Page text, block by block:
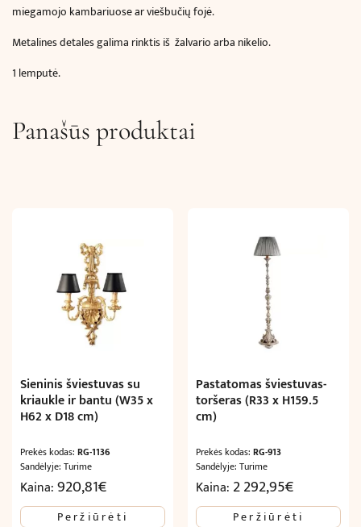
miegamojo kambariuose ar viešbučių fojė.
Metalines detales galima rinktis iš žalvario arba nikelio.
1 lemputė.
Panašūs produktai
Sieninis šviestuvas su
kriaukle ir bantu (W35 x
H62 x D18 cm)
Prekės kodas: RG-1136
Sandėlyje: Turime
Kaina:920,81€
Peržiūrėti
Pastatomas šviestuvas-
toršeras (R33 x H159.5
cm)
Prekės kodas:RG-913
Sandėlyje: Turime
Kaina: 2 292,95€
Peržiūrėti